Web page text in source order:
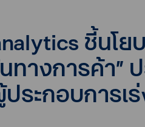
ชี้นโย
ทางการค้า”
ประกอบการ